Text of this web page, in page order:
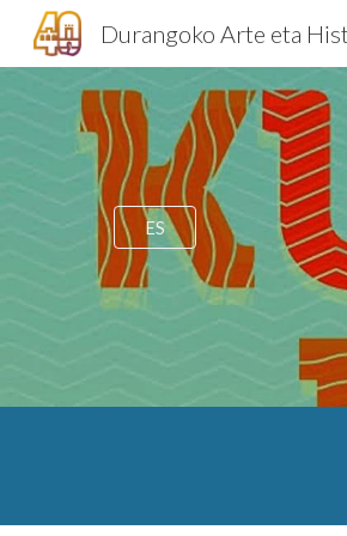
Durangoko Arte eta
ES